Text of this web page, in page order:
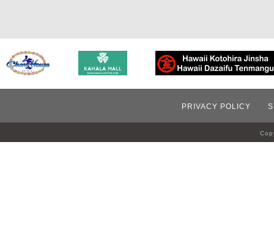
PRIVACY POLICY